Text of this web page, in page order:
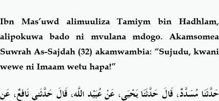
Ibn Mas’uwd alimuuliza Tamiym bin Hadhlam,
alipokuwa bado ni mvulana mdogo. Akamsomea
Suwrah As-Sajdah (32) akamwambia: “Sujudu, kwani
wewe ni Imaam wetu hapa!”
حَدَّثَنَا مُسَدَّدٌ، قَالَ حَدَّثَنَا يَحْيَى، عَنْ عُبَيْدِ اللَّهِ، قَالَ حَدَّثَنِي نَافِعٌ، عَنِ